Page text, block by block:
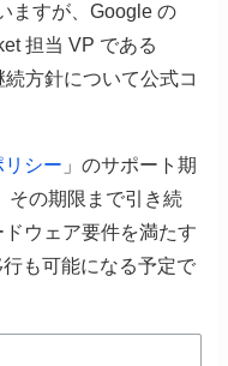
ますが、Google の
担当 VP である
方針について公式コ
リシー 」のサポート期
その期限まで引き続
ウェア要件を満たす
も可能になる予定で